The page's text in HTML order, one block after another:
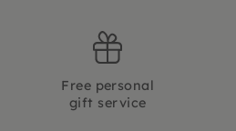
Free personal
gift service